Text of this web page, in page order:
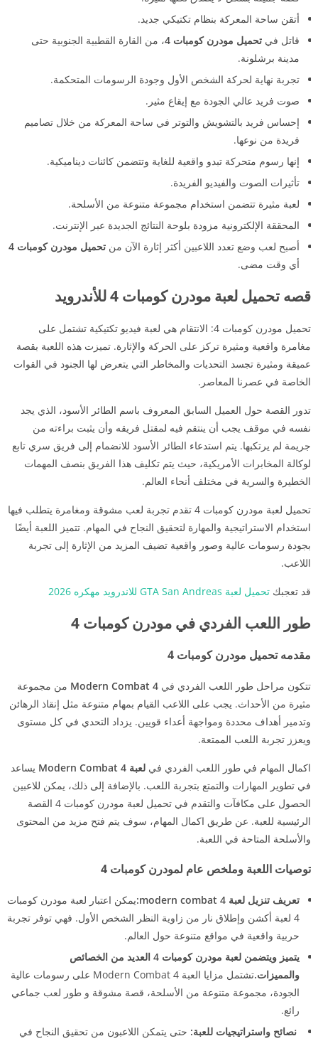
أتقن ساحة المعركة بنظام تكتيكي جديد.
قاتل في تحميل مودرن كومبات 4
، من القارة القطبية الجنوبية حتى
مدينة برشلونة.
تجربة نهاية لحركة الشخص الأول وجودة الرسومات المتحكمة.
صوت فريد عالي الجودة مع إيقاع مثير.
إحساس فريد بالتشويش والتوتر في ساحة المعركة من خلال تصاميم
فريدة من نوعها.
إنها رسوم متحركة تبدو واقعية للغاية وتتضمن كائنات ديناميكية.
تأثيرات الصوت والفيديو الفريدة.
لعبة مثيرة تتضمن استخدام مجموعة متنوعة من الأسلحة.
المحققة الإلكترونية مزودة بلوحة النتائج الجديدة عبر الإنترنت.
أصبح لعب وضع تعدد اللاعبين أكثر إثارة الآن من تحميل مودرن كومبات 4
أي وقت مضى.
قصه تحميل لعبة مودرن كومبات 4 للأندرويد
تحميل مودرن كومبات 4: الانتقام هي لعبة فيديو تكتيكية تشتمل على
مغامرة واقعية ومثيرة تركز على الحركة والإثارة. تميزت هذه اللعبة بقصة
عميقة ومثيرة تجسد التحديات والمخاطر التي يتعرض لها الجنود في القوات
الخاصة في عصرنا المعاصر.
تدور القصة حول العميل السابق المعروف باسم الطائر الأسود، الذي يجد
نفسه في موقف يجب أن ينتقم فيه لمقتل فريقه وأن يثبت براءته من
جريمة لم يرتكبها. يتم استدعاء الطائر الأسود للانضمام إلى فريق سري تابع
لوكالة المخابرات الأمريكية، حيث يتم تكليف هذا الفريق بنصف المهمات
الخطيرة والسرية في مختلف أنحاء العالم.
تحميل لعبة مودرن كومبات 4 تقدم تجربة لعب مشوقة ومغامرة يتطلب فيها
استخدام الاستراتيجية والمهارة لتحقيق النجاح في المهام. تتميز اللعبة أيضًا
بجودة رسومات عالية وصور واقعية تضيف المزيد من الإثارة إلى تجربة
اللاعب.
قد تعجبك تحميل لعبة GTA San Andreas للاندرويد مهكره 2026
طور اللعب الفردي في مودرن كومبات 4
مقدمه تحميل مودرن كومبات 4
تتكون مراحل طور اللعب الفردي في Modern Combat 4 من مجموعة
مثيرة من الأحداث. يجب على اللاعب القيام بمهام متنوعة مثل إنقاذ الرهائن
وتدمير أهداف محددة ومواجهة أعداء قويين. يزداد التحدي في كل مستوى
ويعزز تجربة اللعب الممتعة.
اكمال المهام في طور اللعب الفردي في لعبة Modern Combat 4
يساعد
في تطوير المهارات والتمتع بتجربة اللعب. بالإضافة إلى ذلك، يمكن للاعبين
الحصول على مكافآت والتقدم في تحميل لعبة مودرن كومبات 4 القصة
الرئيسية للعبة. عن طريق اكمال المهام، سوف يتم فتح مزيد من المحتوى
والأسلحة المتاحة في اللعبة.
توصيات اللعبة وملخص عام لمودرن كومبات 4
تعريف تنزيل لعبة modern combat 4:
يمكن اعتبار لعبة مودرن كومبات
4 لعبة أكشن وإطلاق نار من زاوية النظر الشخص الأول. فهي توفر تجربة
حربية واقعية في مواقع متنوعة حول العالم.
يتميز ويتضمن لعبة مودرن كومبات 4 العديد من الخصائص
والمميزات.
تشتمل مزايا العبة Modern Combat 4 على رسومات عالية
الجودة، مجموعة متنوعة من الأسلحة، قصة مشوقة و طور لعب جماعي
رائع.
نصائح واستراتيجيات للعبة: حتى يتمكن اللاعبون من تحقيق النجاح في